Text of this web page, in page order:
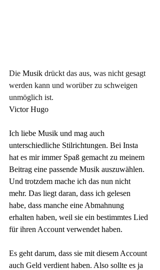
Die Musik drückt das aus, was nicht gesagt
werden kann und worüber zu schweigen
unmöglich ist.
Victor Hugo
Ich liebe Musik und mag auch
unterschiedliche Stilrichtungen. Bei Insta
hat es mir immer Spaß gemacht zu meinem
Beitrag eine passende Musik auszuwählen.
Und trotzdem mache ich das nun nicht
mehr. Das liegt daran, dass ich gelesen
habe, dass manche eine Abmahnung
erhalten haben, weil sie ein bestimmtes Lied
für ihren Account verwendet haben.
Es geht darum, dass sie mit diesem Account
auch Geld verdient haben. Also sollte es ja